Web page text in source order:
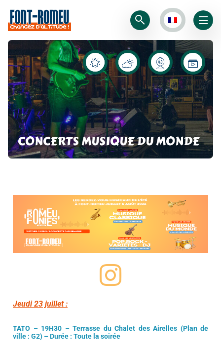
CONCERTS MUSIQUE DU MONDE
Jeudi 23 juillet :
TATO – 19H30 – Terrasse du Chalet des Airelles (Plan de
ville : G2) – Durée : Toute la soirée